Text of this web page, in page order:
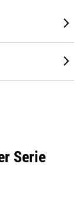
Serie